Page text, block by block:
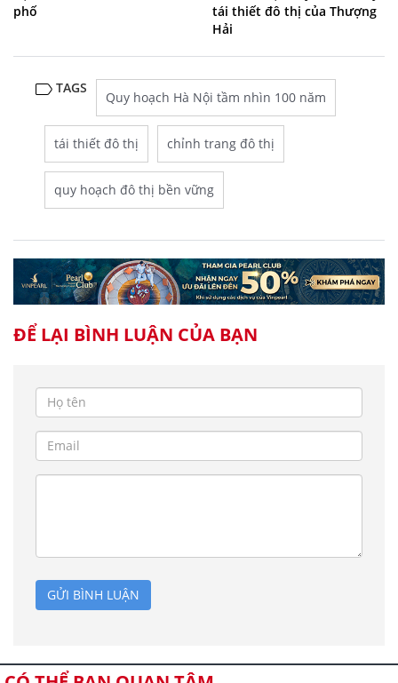
phố
tái thiết đô thị của Thượng
Hải
TAGS
Quy hoạch Hà Nội tầm nhìn 100 năm
tái thiết đô thị chỉnh trang đô thị
quy hoạch đô thị bền vững
ĐỂ LẠI BÌNH LUẬN CỦA BẠN
GỬI BÌNH LUẬN